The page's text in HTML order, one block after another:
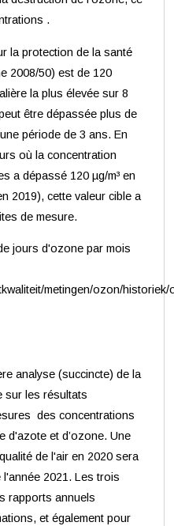
.
la protection de la santé
2008/50) est de 120
la plus élevée sur 8
être dépassée plus de
période de 3 ans. En
où la concentration
a dépassé 120 µg/m³ en
2019), cette valeur cible a
de mesure.
jours d'ozone par mois
metingen/ozon/
analyse (succincte) de la
sur les résultats
des concentrations
d'azote et d’ozone. Une
de l'air en 2020 sera
2021. Les trois
rapports annuels
et également pour